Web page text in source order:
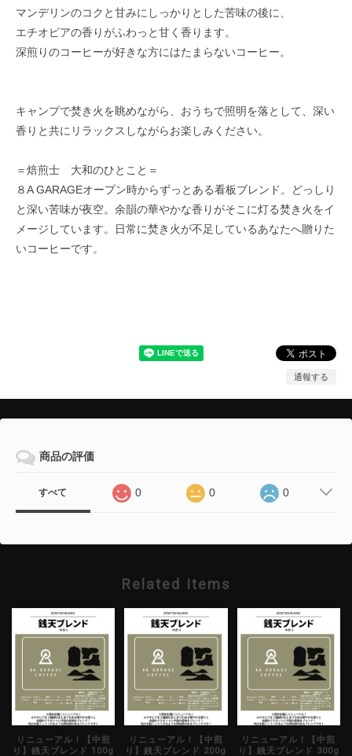
マンデリンのコクと甘みにしっかりとした苦味の後に、
エチオピアの香りがふわっと甘く香ります。
深煎りのコーヒーが好きな方にはたまらないコーヒー。
キャンプで焚き火を眺めながら、おうちで照明を落として、深い
香りと共にリラックスしながらお楽しみください。
＝焙煎士 大和のひとこと＝
８A GARAGEオープン時からずっとある看板ブレンド。どっしり
と深い苦味が夜空。余韻の華やかな香りがそこに灯る焚き火をイ
メージしています。日常に焚き火が不足しているあなたへ贈りた
いコーヒーです。
通報する
商品の評価
すべて 0 0 0
Related Items
リニューアル！【中煎
り】銭天ブレンド 100g
リニューアル！【中煎
り】銭天ブレンド 200g
リニューアル！【中煎
り】銭天ブレンド 300g